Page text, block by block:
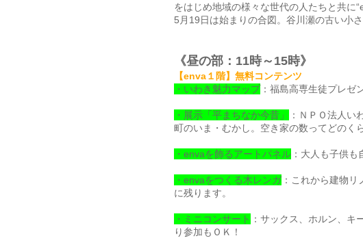
をはじめ地域の様々な世代の人たちと共に
5月19日は始まりの合図。谷川瀬の古い小
《昼の部：11時～15時》
【enva１階】 無料コンテンツ
・いわき魅力マップ：福島高専生徒プレゼ
・展示「平まちなか今昔」
：ＮＰＯ法人い
町のいま・むかし。空き家の数ってどのく
・envaを飾るアートパネル ：大人も子供
・envaをつくる木レンガ ：これから建物
に残ります。
・ミニコンサート ：サックス、ホルン、
り参加もＯＫ！